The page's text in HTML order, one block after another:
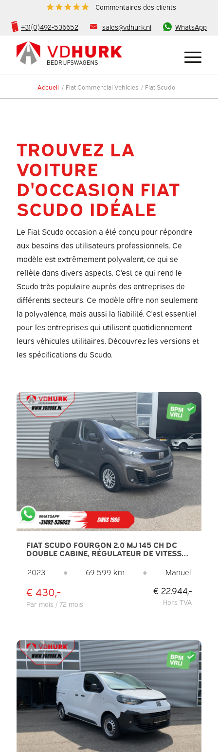
Commentaires des clients
+31(0)492-536652 sales@vdhurk.nl WhatsApp
Accueil / Fiat Commercial Vehicles / Fiat Scudo
TROUVEZ LA
VOITURE
D'OCCASION FIAT
SCUDO IDÉALE
Le Fiat Scudo occasion a été conçu pour répondre
aux besoins des utilisateurs professionnels. Ce
modèle est extrêmement polyvalent, ce qui se
reflète dans divers aspects. C'est ce qui rend le
Scudo très populaire auprès des entreprises de
différents secteurs. Ce modèle offre non seulement
la polyvalence, mais aussi la fiabilité. C'est essentiel
pour les entreprises qui utilisent quotidiennement
leurs véhicules utilitaires. Découvrez les versions et
les spécifications du Scudo.
FIAT SCUDO FOURGON 2.0 MJ 145 CH DC
DOUBLE CABINE, RÉGULATEUR DE VITESSE
ACCÈS SANS CLÉ / CARPLAY / GPS / 6
PLACES / CLIMATISATION / CAMÉRA / PDC
2023 ● 69 599 km ● Manuel
€ 430,-
Par mois / 72 mois
€ 22.944,-
Hors TVA